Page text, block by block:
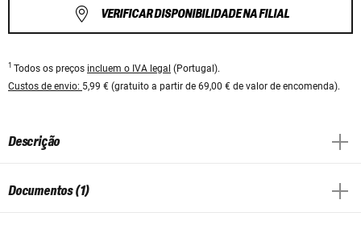
VERIFICAR DISPONIBILIDADE NA FILIAL
1 Todos os preços incluem o IVA legal (Portugal).
Custos de envio: 5,99 € (gratuito a partir de 69,00 € de valor de encomenda).
Descrição
Documentos (1)